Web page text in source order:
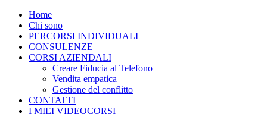
Home
Chi sono
PERCORSI INDIVIDUALI
CONSULENZE
CORSI AZIENDALI
Creare Fiducia al Telefono
Vendita empatica
Gestione del conflitto
CONTATTI
I MIEI VIDEOCORSI